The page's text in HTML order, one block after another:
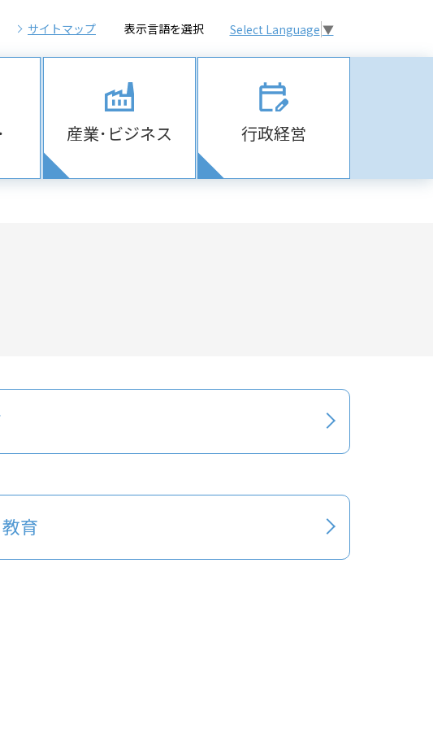
サイトマップ 表示言語を選択 Select Language ▼
産業･ビジネス 行政経営
育